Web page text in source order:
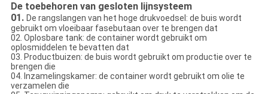
De toebehoren van gesloten lijnsysteem
01. De rangslangen van het hoge drukvoedsel: de buis wordt
gebruikt om vloeibaar fasebutaan over te brengen dat
02. Oplosbare tank: de container wordt gebruikt om
oplosmiddelen te bevatten dat
03. Productbuizen: de buis wordt gebruikt om productie over te
brengen die
04. Inzamelingskamer: de container wordt gebruikt om olie te
verzamelen die